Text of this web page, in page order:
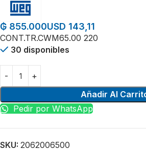
₲ 855.000USD 143,11
CONT.TR.CWM65.00 220
30 disponibles
Añadir Al
Pedir por WhatsApp
SKU: 2062006500